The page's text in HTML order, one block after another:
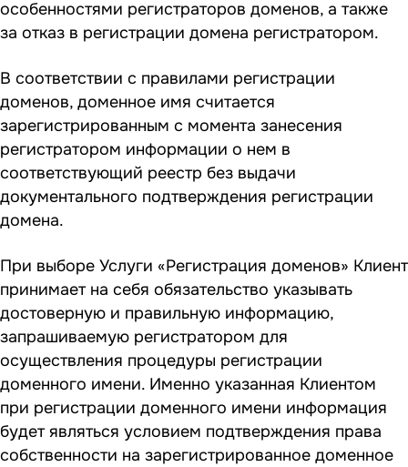
особенностями регистраторов доменов, а также
за отказ в регистрации домена регистратором.
В соответствии с правилами регистрации
доменов, доменное имя считается
зарегистрированным с момента занесения
регистратором информации о нем в
соответствующий реестр без выдачи
документального подтверждения регистрации
домена.
При выборе Услуги «Регистрация доменов» Клиент
принимает на себя обязательство указывать
достоверную и правильную информацию,
запрашиваемую регистратором для
осуществления процедуры регистрации
доменного имени. Именно указанная Клиентом
при регистрации доменного имени информация
будет являться условием подтверждения права
собственности на зарегистрированное доменное